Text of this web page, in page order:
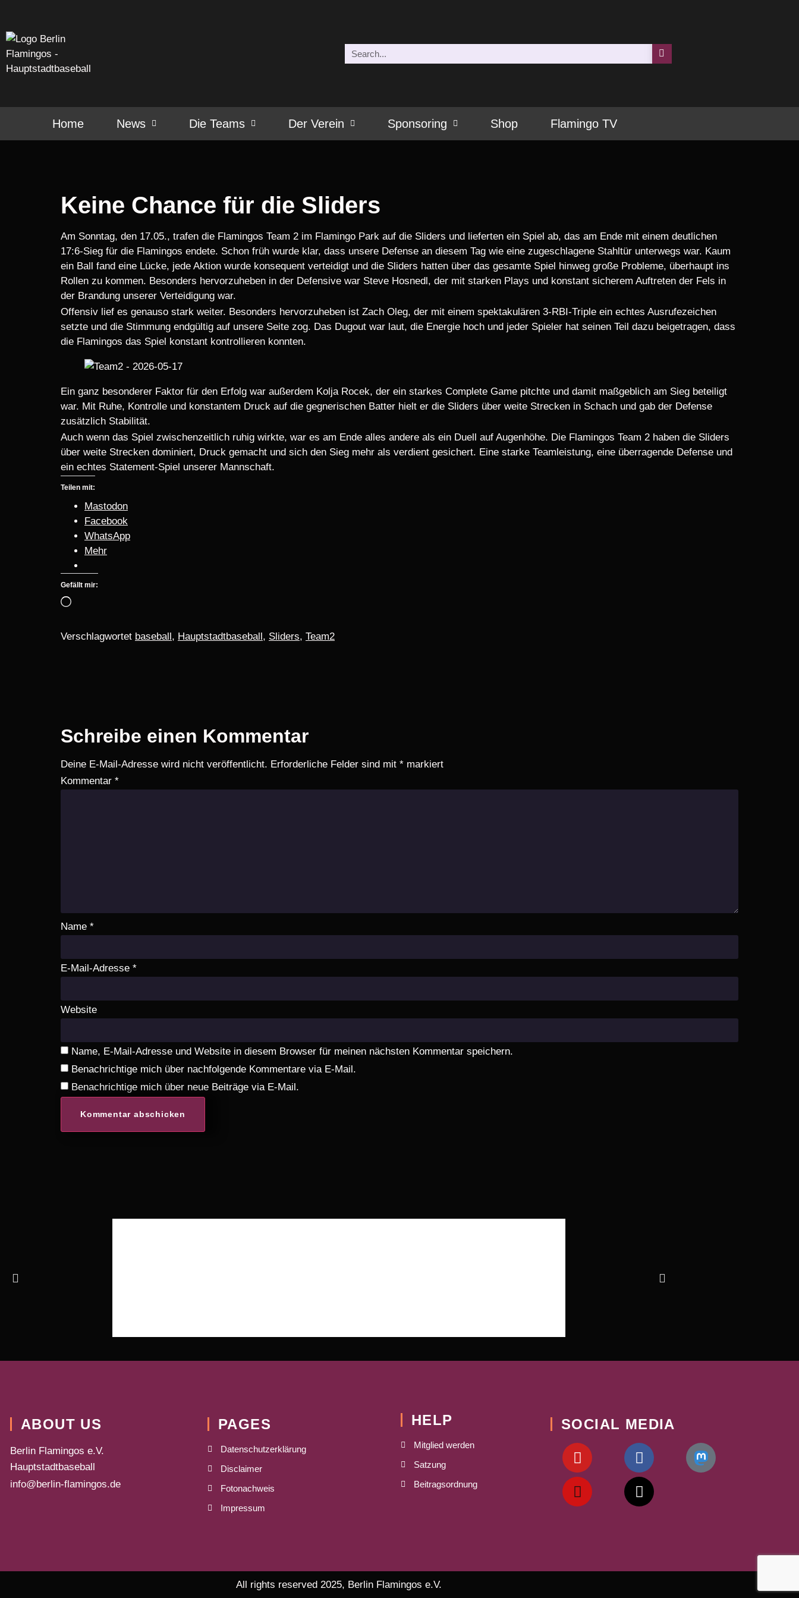
Home News Die Teams Der Verein Sponsoring Shop Flamingo TV
Keine Chance für die Sliders
Am Sonntag, den 17.05., trafen die Flamingos Team 2 im Flamingo Park auf die Sliders und lieferten ein Spiel ab, das am Ende mit einem deutlichen
17:6-Sieg für die Flamingos endete. Schon früh wurde klar, dass unsere Defense an diesem Tag wie eine zugeschlagene Stahltür unterwegs war. Kaum
ein Ball fand eine Lücke, jede Aktion wurde konsequent verteidigt und die Sliders hatten über das gesamte Spiel hinweg große Probleme, überhaupt ins
Rollen zu kommen. Besonders hervorzuheben in der Defensive war Steve Hosnedl, der mit starken Plays und konstant sicherem Auftreten der Fels in
der Brandung unserer Verteidigung war.
Offensiv lief es genauso stark weiter. Besonders hervorzuheben ist Zach Oleg, der mit einem spektakulären 3-RBI-Triple ein echtes Ausrufezeichen
setzte und die Stimmung endgültig auf unsere Seite zog. Das Dugout war laut, die Energie hoch und jeder Spieler hat seinen Teil dazu beigetragen, dass
die Flamingos das Spiel konstant kontrollieren konnten.
Ein ganz besonderer Faktor für den Erfolg war außerdem Kolja Rocek, der ein starkes Complete Game pitchte und damit maßgeblich am Sieg beteiligt
war. Mit Ruhe, Kontrolle und konstantem Druck auf die gegnerischen Batter hielt er die Sliders über weite Strecken in Schach und gab der Defense
zusätzlich Stabilität.
Auch wenn das Spiel zwischenzeitlich ruhig wirkte, war es am Ende alles andere als ein Duell auf Augenhöhe. Die Flamingos Team 2 haben die Sliders
über weite Strecken dominiert, Druck gemacht und sich den Sieg mehr als verdient gesichert. Eine starke Teamleistung, eine überragende Defense und
ein echtes Statement-Spiel unserer Mannschaft.
Teilen mit:
Mastodon
Facebook
WhatsApp
Mehr
Gefällt mir:
Verschlagwortet baseball, Hauptstadtbaseball, Sliders, Team2
Schreibe einen Kommentar
Deine E-Mail-Adresse wird nicht veröffentlicht. Erforderliche Felder sind mit * markiert
Kommentar *
Name *
E-Mail-Adresse *
Website
Name, E-Mail-Adresse und Website in diesem Browser für meinen nächsten Kommentar speichern.
Benachrichtige mich über nachfolgende Kommentare via E-Mail.
Benachrichtige mich über neue Beiträge via E-Mail.
ABOUT US
Berlin Flamingos e.V.
Hauptstadtbaseball
info@berlin-flamingos.de
PAGES
Datenschutzerklärung
Disclaimer
Fotonachweis
Impressum
HELP
Mitglied werden
Satzung
Beitragsordnung
SOCIAL MEDIA
All rights reserved 2025, Berlin Flamingos e.V.